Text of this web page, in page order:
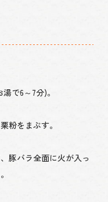
で6～7分)。
粉をまぶす。
豚バラ全面に火が入っ